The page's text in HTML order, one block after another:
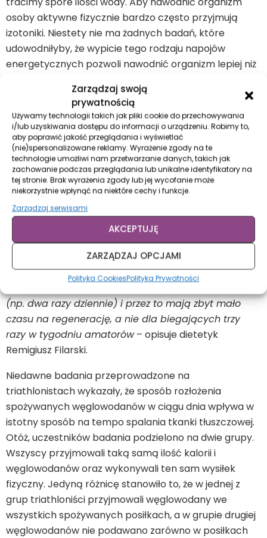
Zarządzaj swoją
prywatnością
Używamy technologii takich jak pliki cookie do przechowywania
i/lub uzyskiwania dostępu do informacji o urządzeniu. Robimy to,
aby poprawić jakość przeglądania i wyświetlać
(nie)spersonalizowane reklamy. Wyrażenie zgody na te
technologie umożliwi nam przetwarzanie danych, takich jak
zachowanie podczas przeglądania lub unikalne identyfikatory na
tej stronie. Brak wyrażenia zgody lub jej wycofanie może
niekorzystnie wpłynąć na niektóre cechy i funkcje.
Zarządzaj serwisami
AKCEPTUJĘ
ZARZĄDZAJ OPCJAMI
Polityka CookiesPolityka Prywatności
osoby aktywne fizycznie bardzo często przyjmują
izotoniki. Niestety nie ma żadnych badań, które
udowodniłyby, że wypicie tego rodzaju napojów
energetycznych pozwoli nawodnić organizm lepiej niż
izotoniku znajduje się około 10 łyżeczek cukru. Zamiast
napoju izotonicznego, lepiej włączyć do diety… sok z
buraków. –Jak się okazuje, butelka takiego napoju
wypita na około 40 minut przed treningiem pozwala
na lepsze dotlenienie mięśni– podpowiada ekspert z
Centrum Dietetyki Stosowanej.
Odpowiednio dobrane
węglowodany
Uważać trzeba też z suplementami. –W praktyce
różnego rodzaju odżywki węglowodanowe
dedykowane są przede wszystkim dla zawodowców,
(np. dwa razy dziennie) i przez to mają zbyt mało
czasu na regenerację, a nie dla biegających trzy
razy w tygodniu amatorów– opisuje dietetyk
Remigiusz Filarski.
Niedawne badania przeprowadzone na
triathlonistach wykazały, że sposób rozłożenia
spożywanych węglowodanów w ciągu dnia wpływa w
istotny sposób na tempo spalania tkanki tłuszczowej.
Otóż, uczestników badania podzielono na dwie grupy.
Wszyscy przyjmowali taką samą ilość kalorii i
węglowodanów oraz wykonywali ten sam wysiłek
fizyczny. Jedyną różnicę stanowiło to, że w jednej z
grup triathloniści przyjmowali węglowodany we
wszystkich spożywanych posiłkach, a w grupie drugiej
węglowodanów nie podawano zarówno w posiłkach